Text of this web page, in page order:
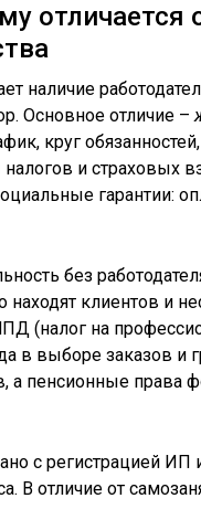
отличается
наличие
Основное отличие –
круг
и страховых
гарантии:
без
клиентов и
(налог на
в выборе заказов и
а пенсионные права
с регистрацией ИП
В отличие от